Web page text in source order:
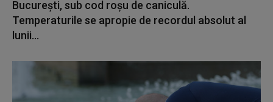
București, sub cod roșu de caniculă.
Temperaturile se apropie de recordul absolut al
lunii...